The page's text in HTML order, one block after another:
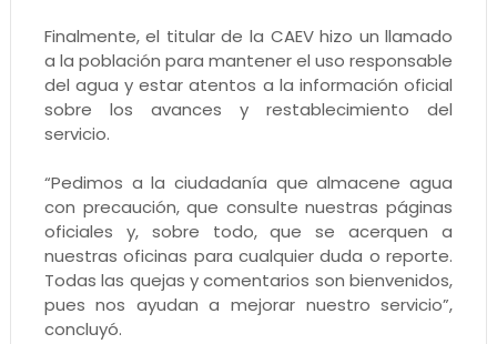
Finalmente, el titular de la CAEV hizo un llamado
a la población para mantener el uso responsable
del agua y estar atentos a la información oficial
sobre los avances y restablecimiento del
servicio.
“Pedimos a la ciudadanía que almacene agua
con precaución, que consulte nuestras páginas
oficiales y, sobre todo, que se acerquen a
nuestras oficinas para cualquier duda o reporte.
Todas las quejas y comentarios son bienvenidos,
pues nos ayudan a mejorar nuestro servicio”,
concluyó.